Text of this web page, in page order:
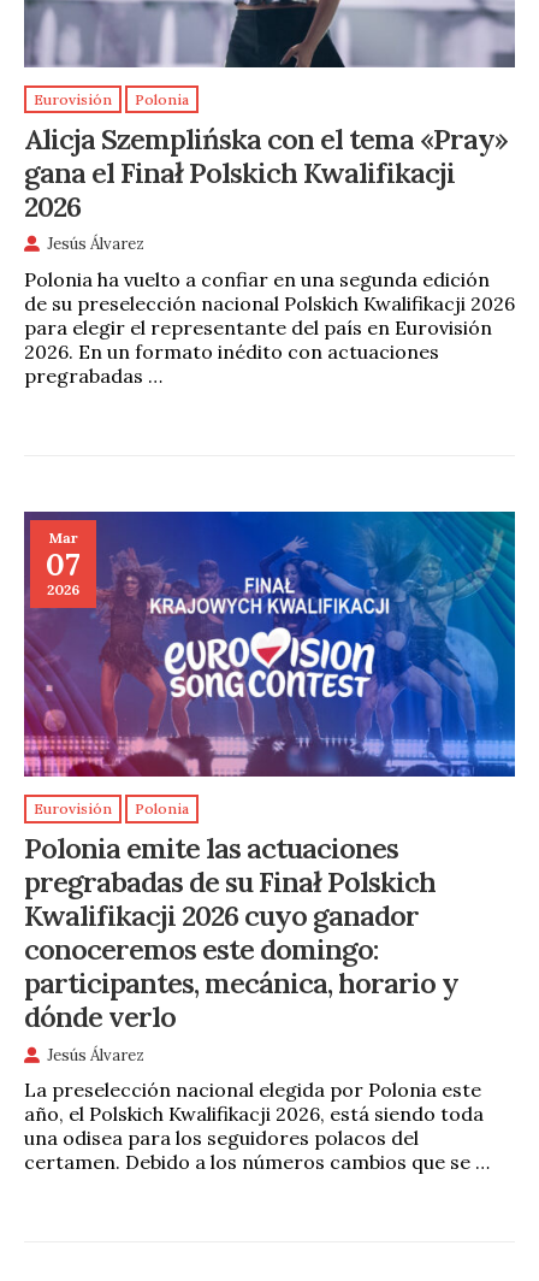
Eurovisión Polonia
Alicja Szemplińska con el tema «Pray»
gana el Finał Polskich Kwalifikacji
2026
Jesús Álvarez
Polonia ha vuelto a confiar en una segunda edición
de su preselección nacional Polskich Kwalifikacji 2026
para elegir el representante del país en Eurovisión
2026. En un formato inédito con actuaciones
pregrabadas …
Mar
07
2026
Eurovisión Polonia
Polonia emite las actuaciones
pregrabadas de su Finał Polskich
Kwalifikacji 2026 cuyo ganador
conoceremos este domingo:
participantes, mecánica, horario y
dónde verlo
Jesús Álvarez
La preselección nacional elegida por Polonia este
año, el Polskich Kwalifikacji 2026, está siendo toda
una odisea para los seguidores polacos del
certamen. Debido a los números cambios que se …